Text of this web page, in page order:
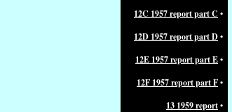
12C 1957 report part C •
12D 1957 report part D•
12E 1957 report part E•
12F 1957 report part F•
13 1959 report•